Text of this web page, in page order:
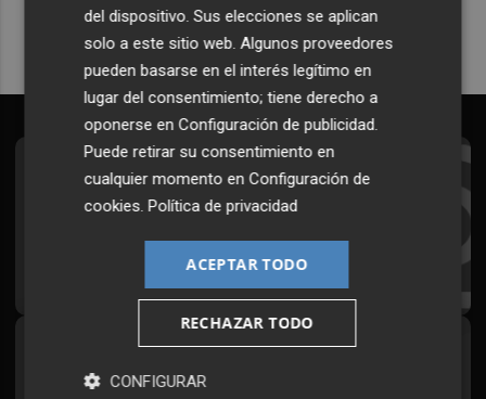
Suscríbete al Boletín
Todos los días a primera hora en tu email
¡Quiero suscribirme!
del dispositivo. Sus elecciones se aplican
solo a este sitio web. Algunos proveedores
pueden basarse en el interés legítimo en
lugar del consentimiento; tiene derecho a
oponerse enConfiguración de publicidad
Puede retirar su consentimiento en
cualquier momento enConfiguración de
cookies .Política de privacidad
ACEPTAR TODO
RECHAZAR TODO
CONFIGURAR